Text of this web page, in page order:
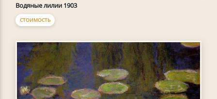
Водяные лилии 1903
СТОИМОСТЬ